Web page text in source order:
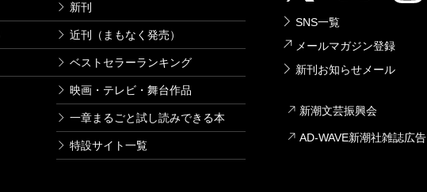
新刊
近刊（まもなく発売）
ベストセラーランキング
映画・テレビ・舞台作品
一章まるごと試し読みできる本
特設サイト一覧
SNS一覧
メールマガジン登録
新刊お知らせメール
新潮文芸振興会
AD-WAVE新潮社雑誌広告